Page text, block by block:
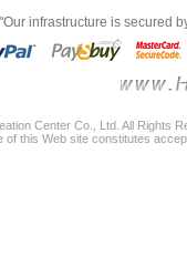
"Our infrastructure is secured
Center Co., Ltd. All Rights
of this Web site constitutes